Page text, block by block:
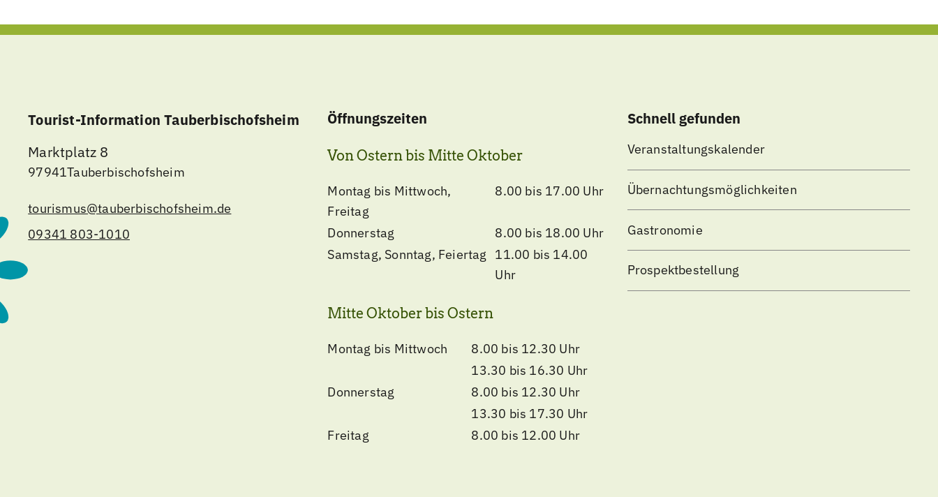
Tourist-Information Tauberbischofsheim
Marktplatz 8
97941Tauberbischofsheim
tourismus@tauberbischofsheim.de
09341 803-1010
Öffnungszeiten
Von Ostern bis Mitte Oktober
Montag bis Mittwoch,
Freitag
8.00 bis 17.00 Uhr
Donnerstag
8.00 bis 18.00 Uhr
Samstag, Sonntag, Feiertag
11.00 bis 14.00
Uhr
Mitte Oktober bis Ostern
Montag bis Mittwoch
8.00 bis 12.30 Uhr
13.30 bis 16.30 Uhr
Donnerstag
8.00 bis 12.30 Uhr
13.30 bis 17.30 Uhr
Freitag
8.00 bis 12.00 Uhr
Schnell gefunden
Veranstaltungskalender
Übernachtungsmöglichkeiten
Gastronomie
Prospektbestellung